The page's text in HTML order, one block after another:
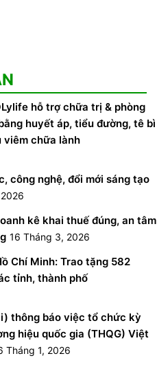
hỗ trợ chữa trị & phòng
huyết áp, tiểu đường, tê bì
viêm chữa lành
công nghệ, đổi mới sáng tạo
kê khai thuế đúng, an tâm
16 Tháng 3, 2026
Chí Minh: Trao tặng 582
tỉnh, thành phố
thông báo việc tổ chức kỳ
hiệu quốc gia (THQG) Việt
Tháng 1, 2026